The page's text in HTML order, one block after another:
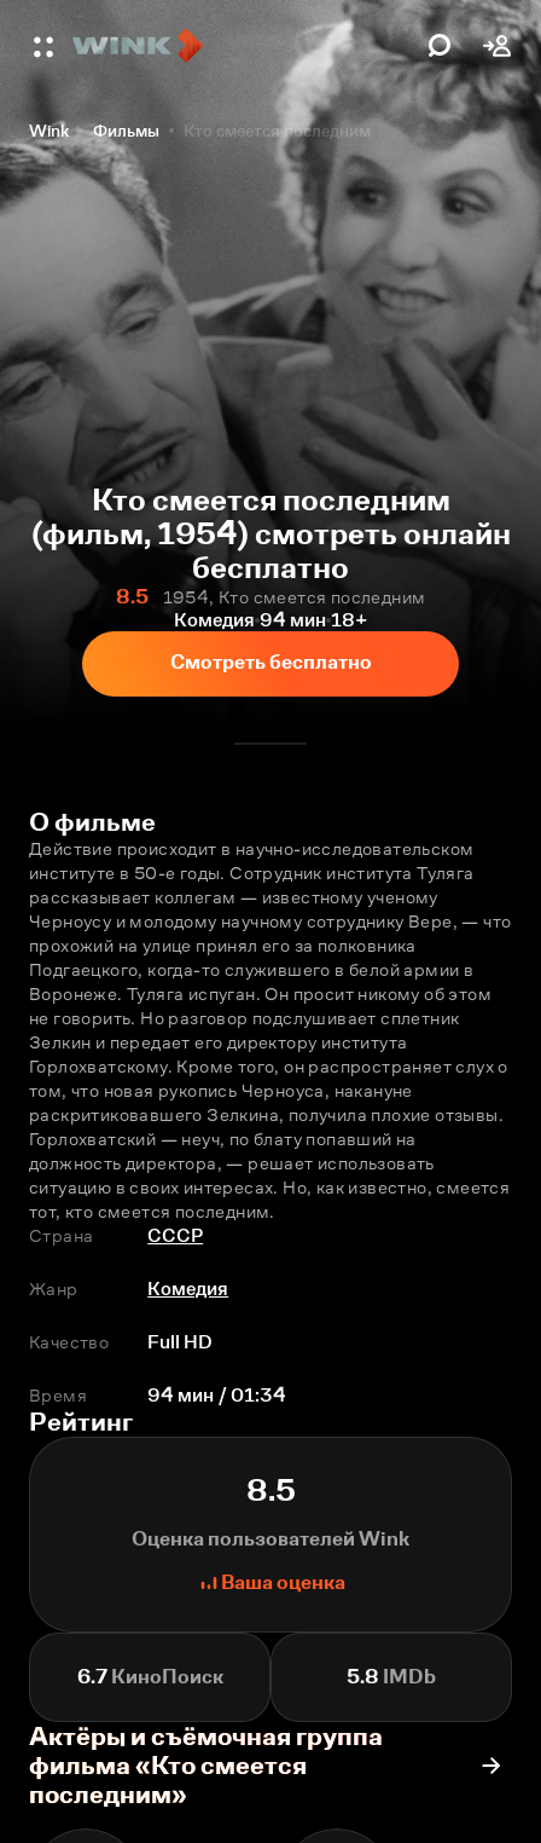
Wink Фильмы Кто смеется последним
Кто смеется последним
(фильм, 1954) смотреть онлайн
бесплатно
8.5
1954, Кто смеется последним
Комедия 94 мин 18+
Смотреть бесплатно
О фильме
Действие происходит в научно-исследовательском
институте в 50-е годы. Сотрудник института Туляга
рассказывает коллегам — известному ученому
Черноусу и молодому научному сотруднику Вере, — что
прохожий на улице принял его за полковника
Подгаецкого, когда-то служившего в белой армии в
Воронеже. Туляга испуган. Он просит никому об этом
не говорить. Но разговор подслушивает сплетник
Зелкин и передает его директору института
Горлохватскому. Кроме того, он распространяет слух о
том, что новая рукопись Черноуса, накануне
раскритиковавшего Зелкина, получила плохие отзывы.
Горлохватский — неуч, по блату попавший на
должность директора, — решает использовать
ситуацию в своих интересах. Но, как известно, смеется
тот, кто смеется последним.
Страна
СССР
Жанр Комедия
Качество Full HD
Время 94 мин / 01:34
Рейтинг
8.5
Оценка пользователей Wink
Ваша оценка
6.7КиноПоиск 5.8 IMDb
Актёры и съёмочная группа
фильма «Кто смеется
последним»